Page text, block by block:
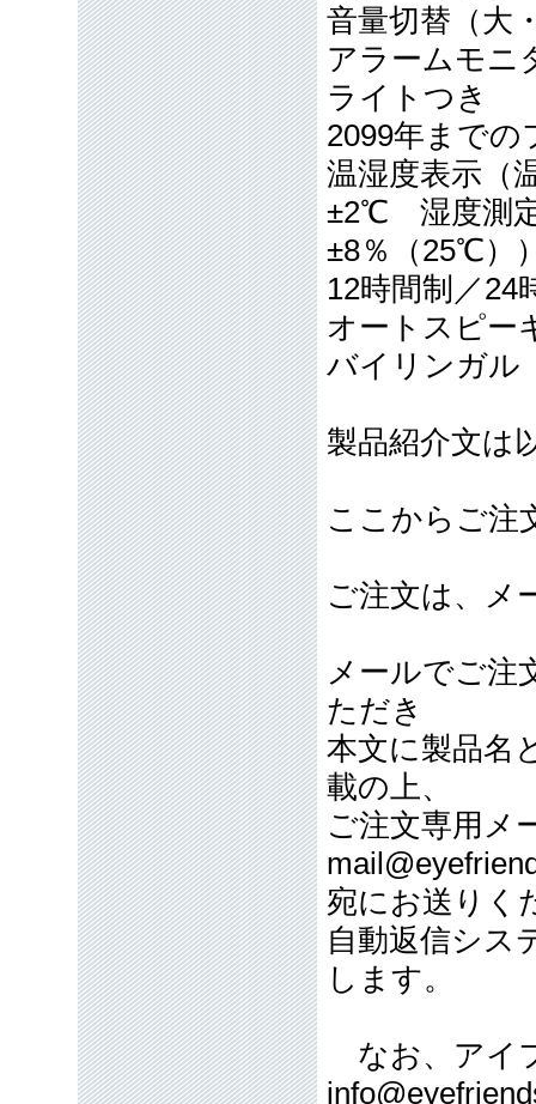
音量切替（大
アラームモニ
ライトつき
2099年までの
温湿度表示（
±2℃ 湿度測
±8％（25℃）
12時間制／24
オートスピー
バイリンガル
製品紹介文は
ここからご注
ご注文は、メ
メールでご注
ただき
本文に製品名
載の上、
ご注文専用
宛にお送りく
自動返信シス
します。
なお、アイ